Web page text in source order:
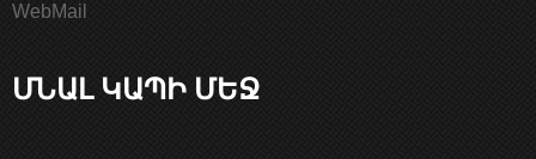
WebMail
ՄՆԱԼ ԿԱՊԻ ՄԵՋ